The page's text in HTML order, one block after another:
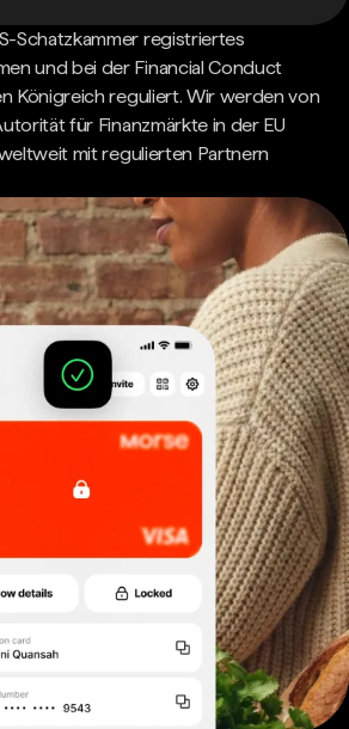
Schatzkammer registriertes
und bei der Financial Conduct
Königreich reguliert. Wir werden von
für Finanzmärkte in der EU
mit regulierten Partnern